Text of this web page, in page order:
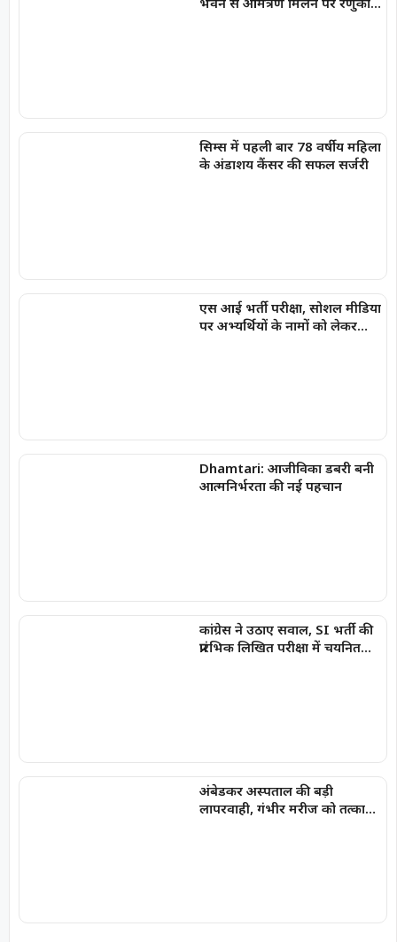
सिम्स में पहली बार 78 वर्षीय महिला
के अंडाशय कैंसर की सफल सर्जरी
एस आई भर्ती परीक्षा, सोशल मीडिया
पर अभ्यर्थियों के नामों को लेकर
Dhamtari: आजीविका डबरी बनी
आत्मनिर्भरता की नई पहचान
कांग्रेस ने उठाए सवाल, SI भर्ती की
प्रारंभिक लिखित परीक्षा में चयनित
अंबेडकर अस्पताल की बड़ी
लापरवाही, गंभीर मरीज को तत्काल